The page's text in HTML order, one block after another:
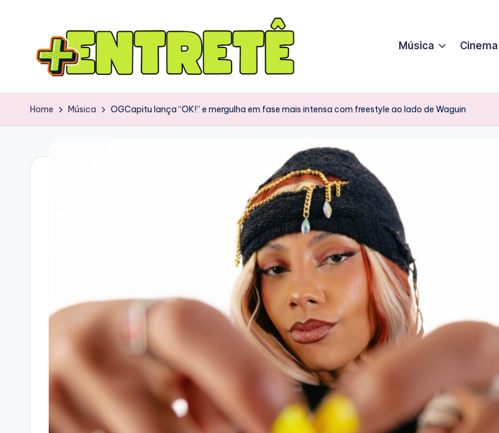
Música
Home Música OGCapitu lança “OK!” e mergulha em fase mais intensa com freestyle ao lado de Waguin